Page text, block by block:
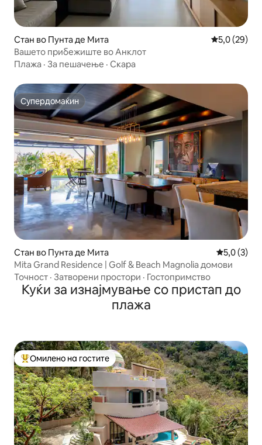
Стан во Пунта де Мита Просечна
5,0 (29)
Вашето прибежиште во Анклот
Плажа · За пешачење · Скара
Супердомаќин
Супердомаќин
Стан во Пунта де Мита Просечна
5,0 (3)
Mita Grand Residence | Golf & Beach Magnolia домови
Точност · Затворени простори · Гостопримство
Куќи за изнајмување со пристап до
плажа
Меѓу најуспешните „Омилени на гостите“
Омилено на гостите